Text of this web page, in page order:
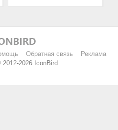
Обратная связь
Реклама
2026 IconBird